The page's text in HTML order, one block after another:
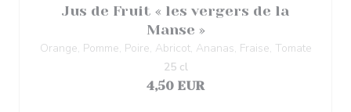
Jus de Fruit « les vergers de la
Manse »
Orange, Pomme, Poire, Abricot, Ananas, Fraise, Tomate
4,50 EUR
25 cl